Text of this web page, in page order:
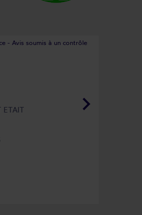
- Avis soumis à un contrôle
keyboard_arrow_right
ETAIT